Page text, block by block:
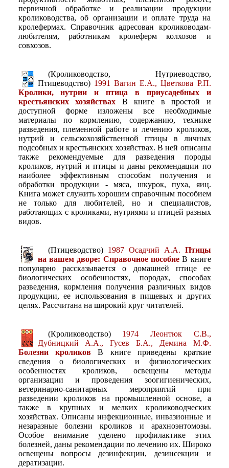
первичной обработке и реализации продукции
кролиководства, об организации и оплате труда на
кролефермах. Справочник адресован кролиководам-
любителям, работникам кролеферм колхозов и
совхозов.
(Кролиководство, Нутриеводство,
Птицеводство) 1991 Вагин Е.А., Цветкова Р.П.
Кролики, нутрии и птица в приусадебных и
крестьянских хозяйствах В книге в простой и
доступной форме изложены все необходимые
материалы по кормлению, содержанию, технике
разведения, племенной работе и лечению кроликов,
нутрий и сельскохозяйственной птицы в личных
подсобных и крестьянских хозяйствах. В ней описаны
также рекомендуемые для разведения породы
кроликов, нутрий и птицы и даны рекомендации по
наиболее эффективным способам получения и
обработки продукции - мяса, шкурок, пуха, яиц.
Книга может служить хорошим справочным пособием
не только для любителей, но и специалистов,
работающих с кроликами, нутриями и птицей разных
видов.
(Птицеводство) 1987 Осадчий А.А. Птицы
на вашем дворе: Справочное пособиеВ книге
популярно рассказывается о домашней птице ее
биологических особенностях, породах, способах
разведения, кормления получения различных видов
продукции, ее использования в пищевых и других
целях. Рассчитана на широкий круг читателей.
(Кролиководство) 1974 Леонтюк С.В.,
Дубницкий А.А., Гусев Б.А., Демина М.Ф.
Болезни кроликовВ книге приведены краткие
сведения о биологических и физиологических
особенностях кроликов, освещены методы
организации и проведения зоогигиенических,
ветеринарно-санитарных мероприятий при
разведении кроликов на промышленной основе, а
также в крупных и мелких кролиководческих
хозяйствах. Описаны инфекционные, инвазионные и
незаразные болезни кроликов и арахноэнтомозы.
Особое внимание уделено профилактике этих
болезней, даны рекомендации по лечению их. Широко
освещены вопросы дезинфекции, дезинсекции и
дератизации.